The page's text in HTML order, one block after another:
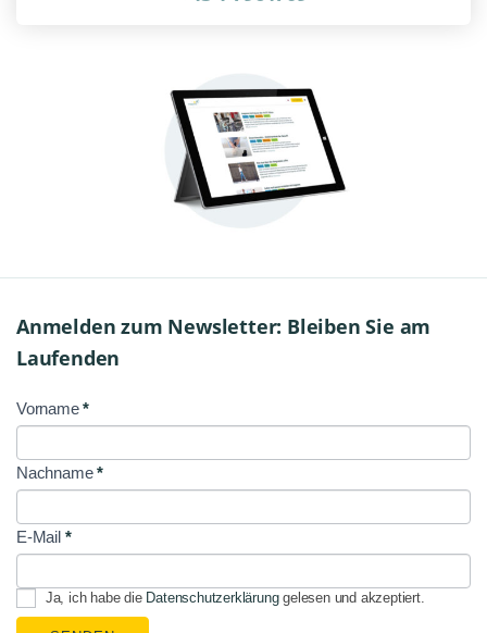
Anmelden zum Newsletter: Bleiben Sie am
Laufenden
NL
Signup
Vorname*
Nachname*
E-Mail *
Ja, ich habe die Datenschutzerklärunggelesen und akzeptiert.